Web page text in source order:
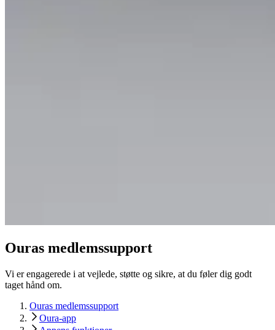
Ouras medlemssupport
Vi er engagerede i at vejlede, støtte og sikre, at du føler dig godt
taget hånd om.
Ouras medlemssupport
Oura-app